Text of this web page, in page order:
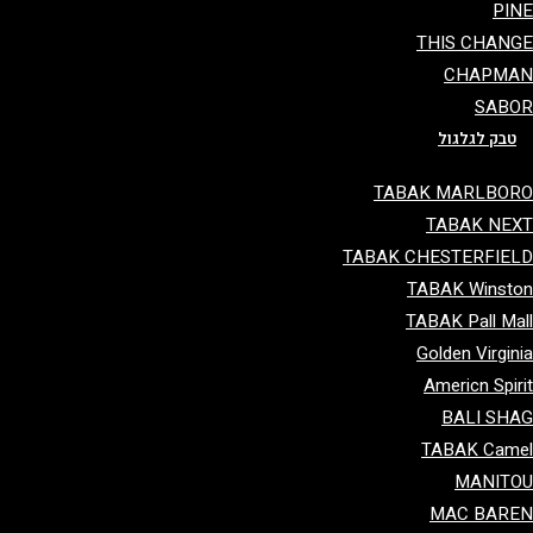
THIS
טבק לגלגול
TABAK
TABAK
TABAK
TABAK
TABAK Pall
Golden
Americn
BALI
TABAK
MAC